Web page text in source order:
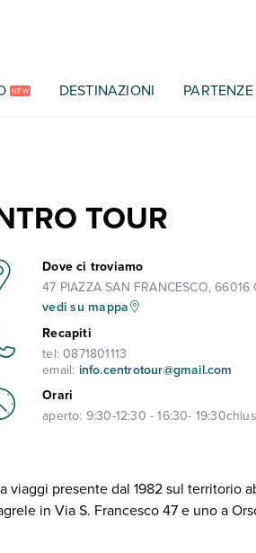
NEW DESTINAZIONI PARTENZE
TOUR
Dove ci troviamo
47 PIAZZA SAN FRANCESCO, 66016
vedi su mappa
Recapiti
tel:0871801113
email: info.centrotour@gmail.com
Orari
aperto: 9:30-12:30 - 16:30- 19:30
viaggi presente dal 1982 sul territorio
in Via S. Francesco 47 e uno a